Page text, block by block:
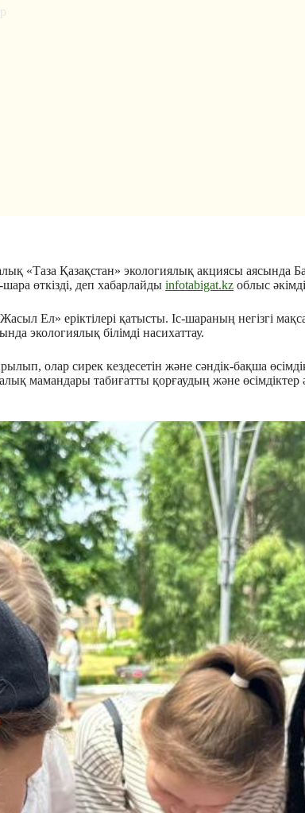
Қазақстан» экологиялық акциясы аясында
өткізді, деп хабарлайды infotabigat.kz облыс
Ел» еріктілері қатысты. Іс-шараның негізгі
экологиялық білімді насихаттау.
олар сирек кездесетін және сәндік-бақша
мамандары табиғатты қорғаудың және